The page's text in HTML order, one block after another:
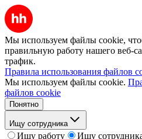
Мы используем файлы cookie,
правильную работу нашего веб-
трафик.
Правила использования файлов
Мы используем файлы cookie.
файлов cookie
Понятно
Ищу сотрудника
Ищу работу
Ищу